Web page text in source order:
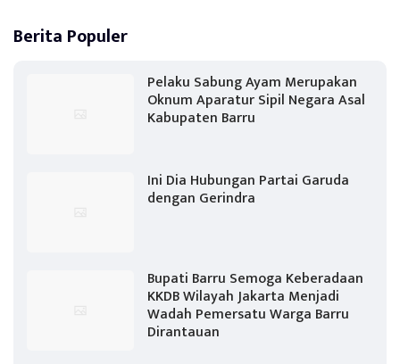
Berita Populer
Pelaku Sabung Ayam Merupakan
Oknum Aparatur Sipil Negara Asal
Kabupaten Barru
Ini Dia Hubungan Partai Garuda
dengan Gerindra
Bupati Barru Semoga Keberadaan
KKDB Wilayah Jakarta Menjadi
Wadah Pemersatu Warga Barru
Dirantauan